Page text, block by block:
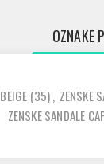
OZNAKE
BEIGE (35), ZENSKE
ZENSKE SANDALE